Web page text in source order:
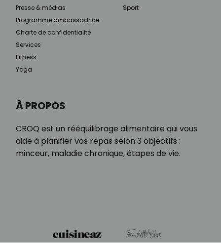
À PROPOS
CROQ est un rééquilibrage alimentaire qui vous
aide à planifier vos repas selon 3 objectifs :
minceur, maladie chronique, étapes de vie.
Presse & médias
Programme ambassadrice
Charte de confidentialité
Services
Fitness
Yoga
Sport